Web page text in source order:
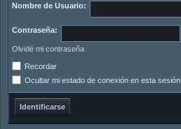
Nombre de Usuario:
Contraseña:
Olvidé mi contraseña
Recordar
Ocultar mi estado de conexión en esta sesión